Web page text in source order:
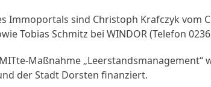
Immoportals sind Christoph Krafczyk vom
Tobias Schmitz bei WINDOR (Telefon
Maßnahme „Leerstandsmanagement“
der Stadt Dorsten finanziert.